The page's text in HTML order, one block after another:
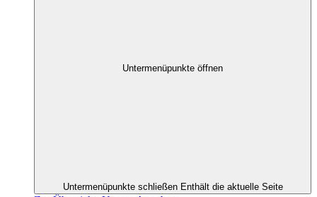
Untermenüpunkte öffnen
Untermenüpunkte schließen Enthält die aktuelle Seite